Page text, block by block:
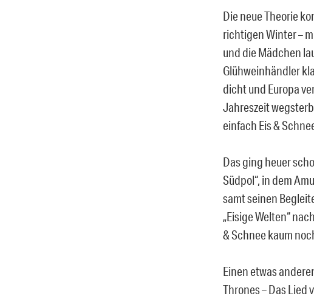
Die neue Theorie
richtigen Winter –
und die Mädchen
Glühweinhändler
dicht und Europa
Jahreszeit
einfach Eis &
Das ging heuer
Südpol“, in dem
samt seinen
„Eisige Welten“
& Schnee kaum
Einen etwas
Thrones – Das Lied